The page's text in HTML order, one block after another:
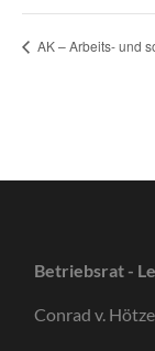
AK – Arbeits- und
Betriebsrat -
Conrad v.